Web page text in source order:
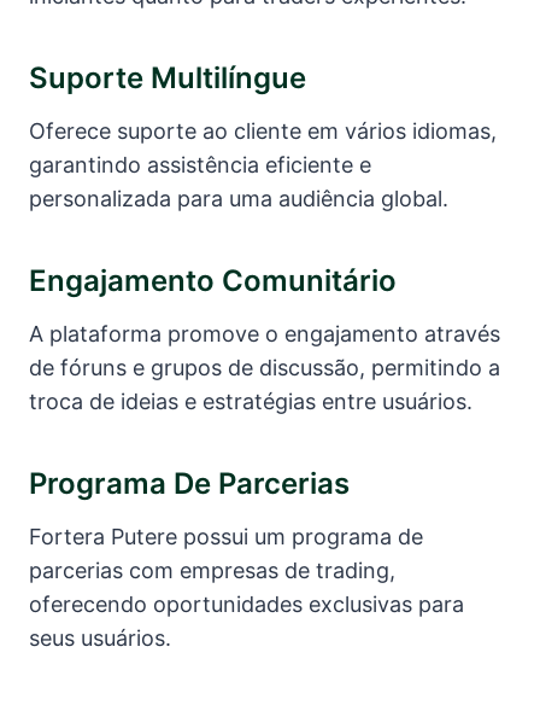
Suporte Multilíngue
Oferece suporte ao cliente em vários idiomas,
garantindo assistência eficiente e
personalizada para uma audiência global.
Engajamento Comunitário
A plataforma promove o engajamento através
de fóruns e grupos de discussão, permitindo a
troca de ideias e estratégias entre usuários.
Programa De Parcerias
Fortera Putere possui um programa de
parcerias com empresas de trading,
oferecendo oportunidades exclusivas para
seus usuários.